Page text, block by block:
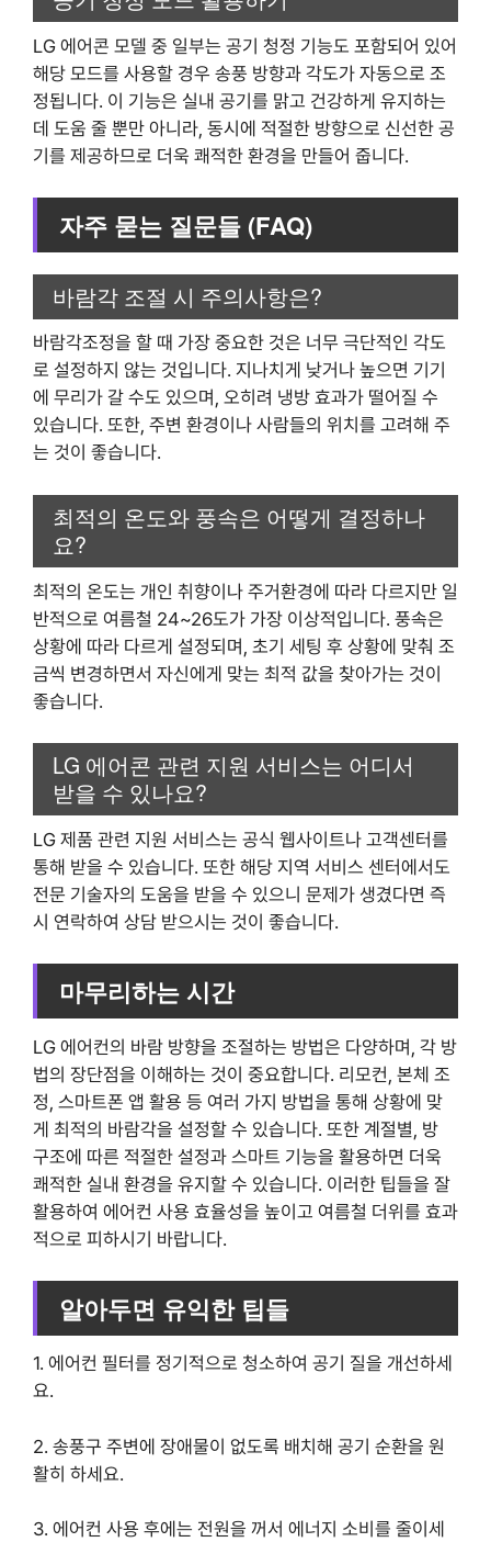
LG 에어콘 모델 중 일부는 공기 청정 기능도 포함되어 있어
해당 모드를 사용할 경우 송풍 방향과 각도가 자동으로 조
정됩니다. 이 기능은 실내 공기를 맑고 건강하게 유지하는
데 도움 줄 뿐만 아니라, 동시에 적절한 방향으로 신선한 공
기를 제공하므로 더욱 쾌적한 환경을 만들어 줍니다.
자주 묻는 질문들 (FAQ)
바람각 조절 시 주의사항은?
바람각조정을 할 때 가장 중요한 것은 너무 극단적인 각도
로 설정하지 않는 것입니다. 지나치게 낮거나 높으면 기기
에 무리가 갈 수도 있으며, 오히려 냉방 효과가 떨어질 수
있습니다. 또한, 주변 환경이나 사람들의 위치를 고려해 주
는 것이 좋습니다.
최적의 온도와 풍속은 어떻게 결정하나
요?
최적의 온도는 개인 취향이나 주거환경에 따라 다르지만 일
반적으로 여름철 24~26도가 가장 이상적입니다. 풍속은
상황에 따라 다르게 설정되며, 초기 세팅 후 상황에 맞춰 조
금씩 변경하면서 자신에게 맞는 최적 값을 찾아가는 것이
좋습니다.
LG 에어콘 관련 지원 서비스는 어디서
받을 수 있나요?
LG 제품 관련 지원 서비스는 공식 웹사이트나 고객센터를
통해 받을 수 있습니다. 또한 해당 지역 서비스 센터에서도
전문 기술자의 도움을 받을 수 있으니 문제가 생겼다면 즉
시 연락하여 상담 받으시는 것이 좋습니다.
마무리하는 시간
LG 에어컨의 바람 방향을 조절하는 방법은 다양하며, 각 방
법의 장단점을 이해하는 것이 중요합니다. 리모컨, 본체 조
정, 스마트폰 앱 활용 등 여러 가지 방법을 통해 상황에 맞
게 최적의 바람각을 설정할 수 있습니다. 또한 계절별, 방
구조에 따른 적절한 설정과 스마트 기능을 활용하면 더욱
쾌적한 실내 환경을 유지할 수 있습니다. 이러한 팁들을 잘
활용하여 에어컨 사용 효율성을 높이고 여름철 더위를 효과
적으로 피하시기 바랍니다.
알아두면 유익한 팁들
1. 에어컨 필터를 정기적으로 청소하여 공기 질을 개선하세
요.
2. 송풍구 주변에 장애물이 없도록 배치해 공기 순환을 원
활히 하세요.
3. 에어컨 사용 후에는 전원을 꺼서 에너지 소비를 줄이세